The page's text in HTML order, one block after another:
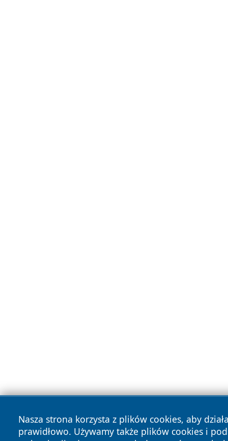
Nasza strona korzysta z plików cookies, aby
prawidłowo. Używamy także plików cookies i